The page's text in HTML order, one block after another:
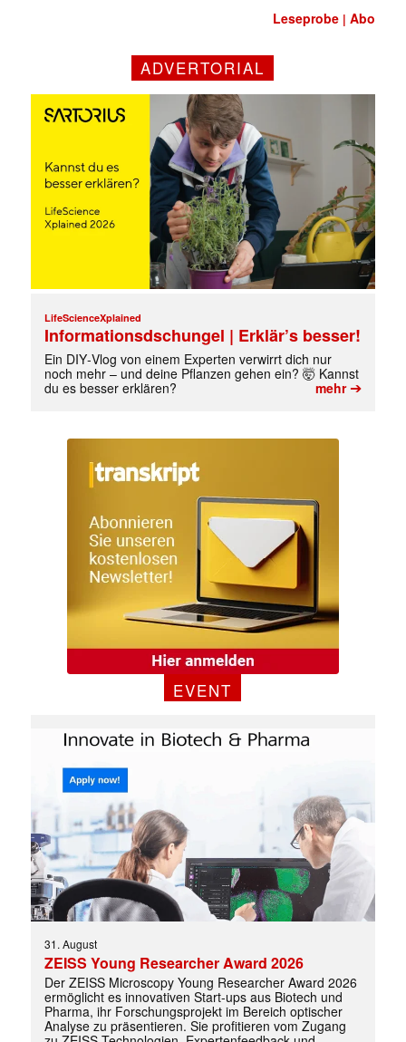
Mit dem |transkript-Newsletter
jede Woche aktuell informiert.
Leseprobe |Abo
ADVERTORIAL
LifeScienceXplained
Informationsdschungel | Erklär’s besser!
Ein DIY‑Vlog von einem Experten verwirrt dich nur
noch mehr – und deine Pflanzen gehen ein? 🤯 Kannst
du es besser erklären?
mehr➔
EVENT
31. August
ZEISS Young Researcher Award 2026
Der ZEISS Microscopy Young Researcher Award 2026
ermöglicht es innovativen Start-ups aus Biotech und
Pharma, ihr Forschungsprojekt im Bereich optischer
Analyse zu präsentieren. Sie profitieren vom Zugang